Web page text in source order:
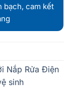
bạch, cam kết
Nắp Rửa Điện
sinh